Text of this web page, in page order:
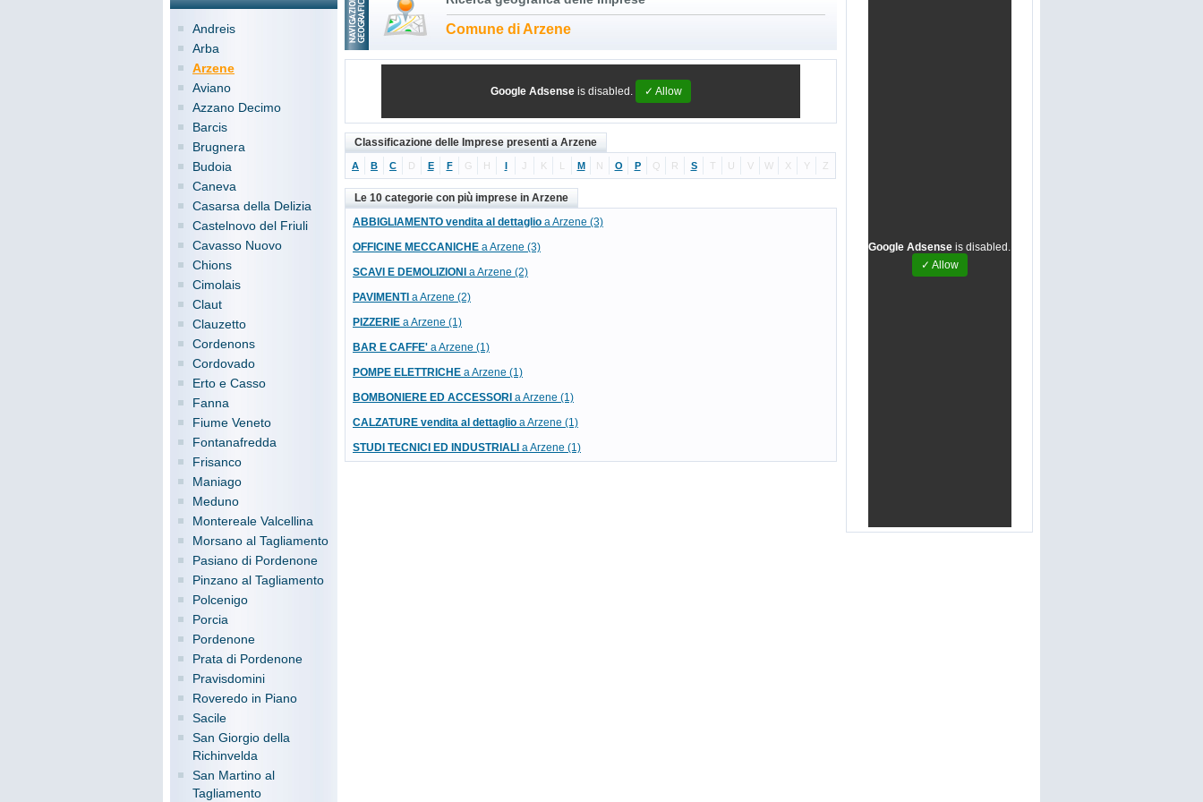
Andreis
Arba
Arzene
Aviano
Azzano Decimo
Barcis
Brugnera
Budoia
Caneva
Casarsa della Delizia
Castelnovo del Friuli
Cavasso Nuovo
Chions
Cimolais
Claut
Clauzetto
Cordenons
Cordovado
Erto e Casso
Fanna
Fiume Veneto
Fontanafredda
Frisanco
Maniago
Meduno
Montereale Valcellina
Morsano al Tagliamento
Pasiano di Pordenone
Pinzano al Tagliamento
Polcenigo
Porcia
Pordenone
Prata di Pordenone
Pravisdomini
Roveredo in Piano
Sacile
San Giorgio della
Richinvelda
San Martino al
Tagliamento
Comune di Arzene
Google Adsense is disabled. ✓ Allow
Classificazione delle Imprese presenti a Arzene
A B C D E F G H I J K L M N O P Q R S T U V W X Y Z
Le 10 categorie con più imprese in Arzene
ABBIGLIAMENTO vendita al dettaglio a Arzene (3)
OFFICINE MECCANICHE a Arzene (3)
SCAVI E DEMOLIZIONI a Arzene (2)
PAVIMENTI a Arzene (2)
PIZZERIE a Arzene (1)
BAR E CAFFE' a Arzene (1)
POMPE ELETTRICHE a Arzene (1)
BOMBONIERE ED ACCESSORI a Arzene (1)
CALZATURE vendita al dettaglio a Arzene (1)
STUDI TECNICI ED INDUSTRIALI a Arzene (1)
Google Adsense is disabled.
✓ Allow